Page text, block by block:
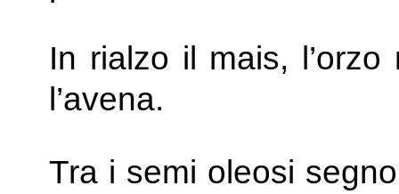
In rialzo il mais,
l’avena.
Tra i semi oleosi